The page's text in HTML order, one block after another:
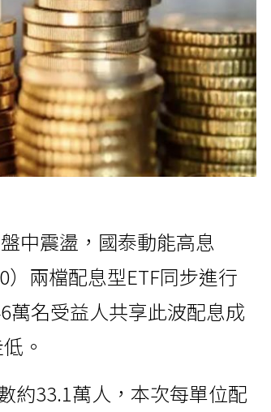
中震盪，國泰動能高息
）兩檔配息型ETF同步進行
萬名受益人共享此波配息成
。
約33.1萬人，本次每單位配